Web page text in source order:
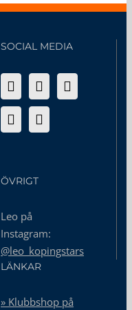
SOCIAL MEDIA
ÖVRIGT
Leo på
Instagram:
@leo_kopingstars
LÄNKAR
» Klubbshop på